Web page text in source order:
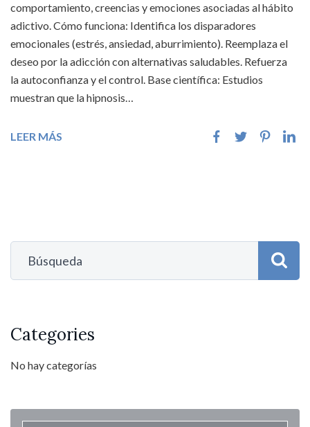
comportamiento, creencias y emociones asociadas al hábito
adictivo. Cómo funciona: Identifica los disparadores
emocionales (estrés, ansiedad, aburrimiento). Reemplaza el
deseo por la adicción con alternativas saludables. Refuerza
la autoconfianza y el control. Base científica: Estudios
muestran que la hipnosis…
LEER MÁS
Categories
No hay categorías